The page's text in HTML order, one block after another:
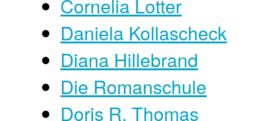
Cornelia Lotter
Daniela Kollascheck
Diana Hillebrand
Die Romanschule
Doris R. Thomas